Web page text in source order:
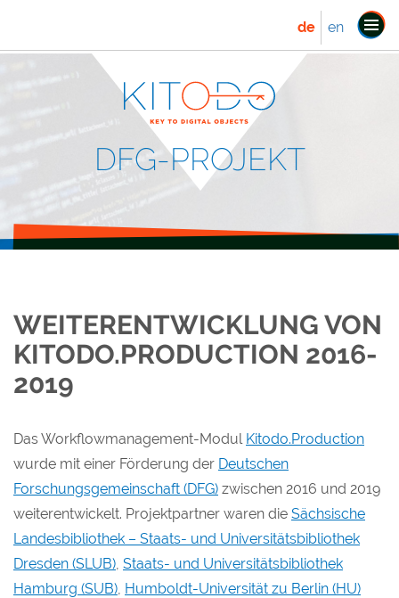
de en
DFG-PROJEKT
WEITERENTWICKLUNG VON
KITODO.PRODUCTION 2016-
2019
Das Workflowmanagement-Modul Kitodo.Production
wurde mit einer Förderung der Deutschen
Forschungsgemeinschaft (DFG) zwischen 2016 und 2019
weiterentwickelt. Projektpartner waren die Sächsische
Landesbibliothek – Staats- und Universitätsbibliothek
Dresden (SLUB), Staats- und Universitätsbibliothek
Hamburg (SUB), Humboldt-Universität zu Berlin (HU)